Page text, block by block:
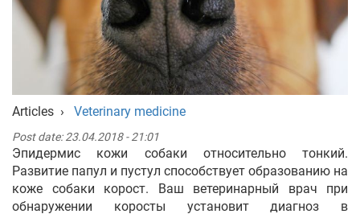
Articles › Veterinary medicine
Post date:23.04.2018 - 21:01
Эпидермис кожи собаки относительно тонкий.
Развитие папул и пустул способствует образованию на
коже собаки корост. Ваш ветеринарный врач при
обнаружении коросты установит диагноз в